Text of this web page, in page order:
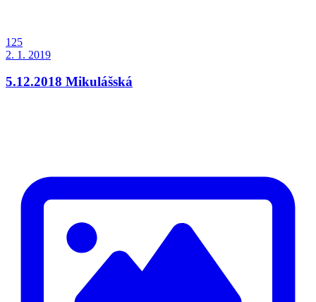
125
2. 1. 2019
5.12.2018 Mikulášská